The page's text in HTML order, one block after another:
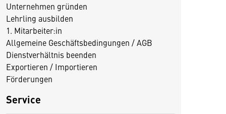
Unternehmen gründen
Lehrling ausbilden
1. Mitarbeiter:in
Allgemeine Geschäftsbedingungen / AGB
Dienstverhältnis beenden
Exportieren / Importieren
Förderungen
Service